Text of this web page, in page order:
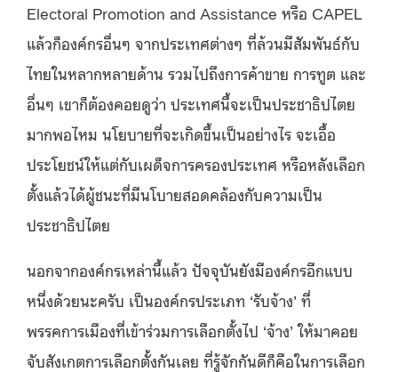
Electoral Promotion and Assistance หรือ CAPEL
แล้วก็องค์กรอื่นๆ จากประเทศต่างๆ ที่ล้วนมีสัมพันธ์กับ
ไทยในหลากหลายด้าน รวมไปถึงการค้าขาย การทูต และ
อื่นๆ เขาก็ต้องคอยดูว่า ประเทศนี้จะเป็นประชาธิปไตย
มากพอไหม นโยบายที่จะเกิดขึ้นเป็นอย่างไร จะเอื้อ
ประโยชน์ให้แต่กับเผด็จการครองประเทศ หรือหลังเลือก
ตั้งแล้วได้ผู้ชนะที่มีนโบายสอดคล้องกับความเป็น
ประชาธิปไตย
นอกจากองค์กรเหล่านี้แล้ว ปัจจุบันยังมีองค์กรอีกแบบ
หนึ่งด้วยนะครับ เป็นองค์กรประเภท ‘รับจ้าง’ ที่
พรรคการเมืองที่เข้าร่วมการเลือกตั้งไป ‘จ้าง’ ให้มาคอย
จับสังเกตการเลือกตั้งกันเลย ที่รู้จักกันดีก็คือในการเลือก